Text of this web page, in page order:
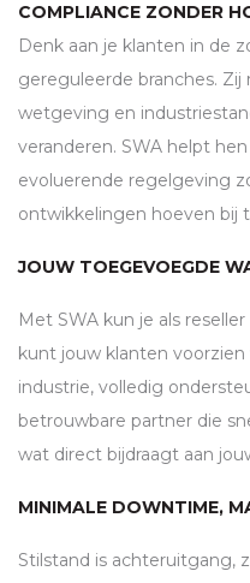
COMPLIANCE ZONDER
Denk aan je klanten in de
gereguleerde branches.
wetgeving en
veranderen. SWA helpt
evoluerende regelgeving
ontwikkelingen hoeven bij
JOUW TOEGEVOEGDE
Met SWA kun je als
kunt jouw klanten
industrie, volledig
betrouwbare partner die
wat direct bijdraagt aan
MINIMALE DOWNTIME,
Stilstand is achteruitgang,